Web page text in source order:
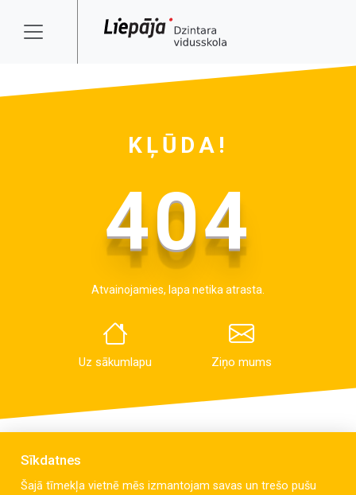
KĻŪDA!
404
Atvainojamies, lapa netika atrasta.
Uz sākumlapu Ziņo mums
Sīkdatnes
Šajā tīmekļa vietnē mēs izmantojam savas un trešo pušu